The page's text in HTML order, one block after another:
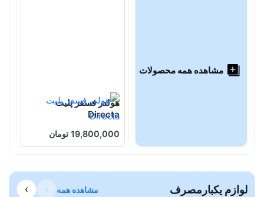
مشاهده همه محصولات
هولدر فسفر پلیت
Directa
19,800,000 تومان
لوازم یکبارمصرف مشاهده همه ‹
›